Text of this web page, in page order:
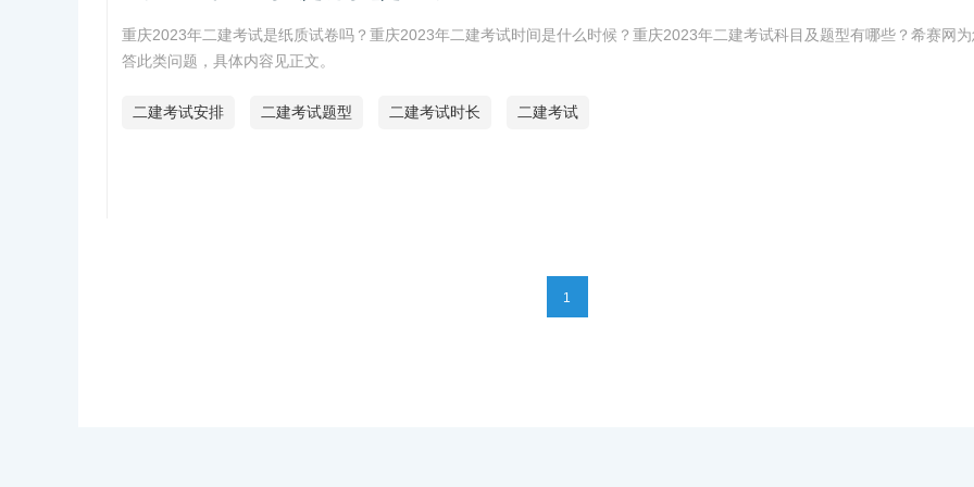
重庆2023年二建考试是纸质试卷吗？重庆2023年二建考试时间是什么时候？重庆2023年二建考试科目及题型有哪些？希赛网
答此类问题，具体内容见正文。
二建考试安排 二建考试题型 二建考试时长 二建考试
1